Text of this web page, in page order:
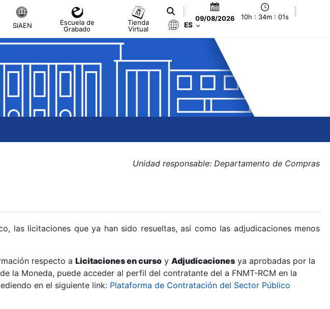
SIAEN
Escuela de
Grabado
Tienda
Virtual
09/08/2026 10h : 34m : 02s
ES
Unidad responsable: Departamento de Compras
las licitaciones que ya han sido resueltas, así como las adjudicaciones menos
respecto a Licitaciones en curso y Adjudicaciones ya aprobadas por la
la Moneda, puede acceder al perfil del contratante del a FNMT-RCM en la
en el siguiente link: Plataforma de Contratación del Sector Público